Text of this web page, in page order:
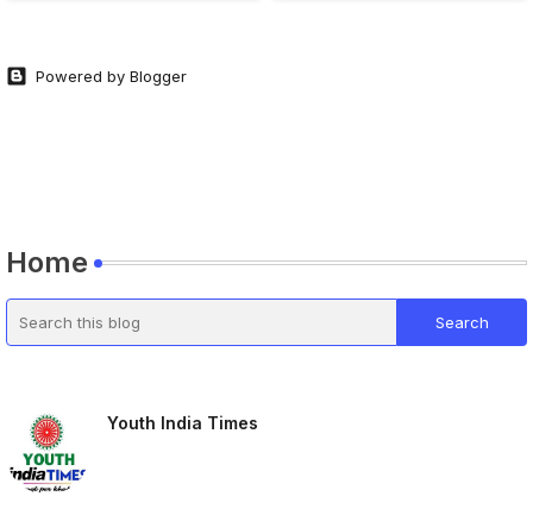
Powered by Blogger
Home
Youth India Times